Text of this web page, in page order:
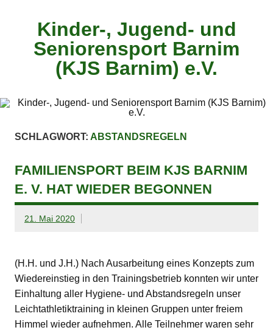
Kinder-, Jugend- und
Seniorensport Barnim
(KJS Barnim) e.V.
SCHLAGWORT: ABSTANDSREGELN
FAMILIENSPORT BEIM KJS BARNIM
E. V. HAT WIEDER BEGONNEN
21. Mai 2020
(H.H. und J.H.) Nach Ausarbeitung eines Konzepts zum
Wiedereinstieg in den Trainingsbetrieb konnten wir unter
Einhaltung aller Hygiene- und Abstandsregeln unser
Leichtathletiktraining in kleinen Gruppen unter freiem
Himmel wieder aufnehmen. Alle Teilnehmer waren sehr